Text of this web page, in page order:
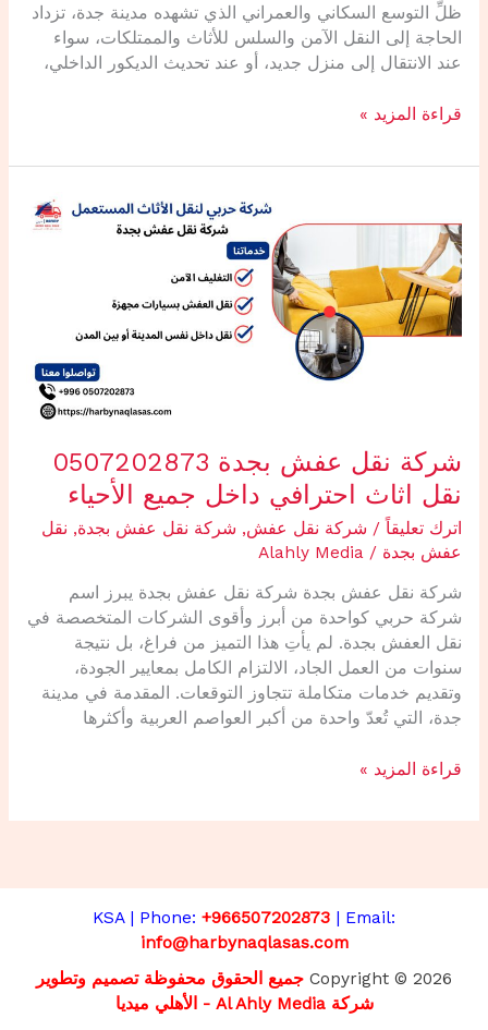
ظلِّ التوسع السكاني والعمراني الذي تشهده مدينة جدة، تزداد
الحاجة إلى النقل الآمن والسلس للأثاث والممتلكات، سواء
عند الانتقال إلى منزل جديد، أو عند تحديث الديكور الداخلي،
قراءة المزيد »
شركة نقل عفش بجدة 0507202873
نقل اثاث احترافي داخل جميع الأحياء
اترك تعليقاً / شركة نقل عفش, شركة نقل عفش بجدة, نقل
عفش بجدة /
Alahly Media
‌شركة نقل عفش بجدة ‌شركة نقل عفش بجدة يبرز اسم
شركة حربي كواحدة من أبرز وأقوى الشركات المتخصصة في
نقل العفش بجدة. لم يأتِ هذا التميز من فراغ، بل نتيجة
سنوات من العمل الجاد، الالتزام الكامل بمعايير الجودة،
وتقديم خدمات متكاملة تتجاوز التوقعات. المقدمة في مدينة
جدة، التي تُعدّ واحدة من أكبر العواصم العربية وأكثرها
نقل
عفش
بجدة
0507202873
نقل
الأحياء
قراءة المزيد »
KSA | Phone: +966507202873 | Email:
info@harbynaqlasas.com
Copyright © 2026 جميع الحقوق محفوظة تصميم وتطوير
شركة Al Ahly Media - الأهلي ميد
يا